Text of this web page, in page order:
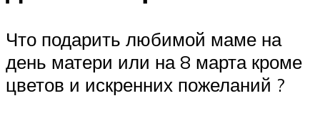
Что подарить любимой маме на
день матери или на 8 марта кроме
цветов и искренних пожеланий ?